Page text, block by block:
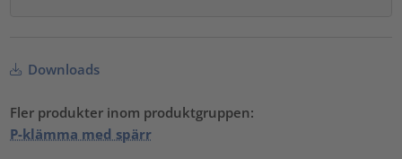
Downloads
Fler produkter inom produktgruppen:
P-klämma med spärr